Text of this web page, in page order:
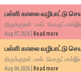
பள்ளி காலை வழிபாட்டு
திருக்குறள்: பால் :
Aug 07 2026 | Read more
பள்ளி காலை வழிபாட்டு
திருக்குறள்: பால் :
Aug 06 2026 | Read more